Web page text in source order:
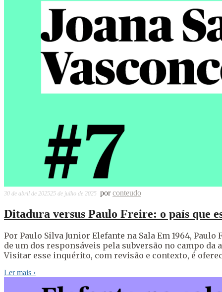
30 de abril de 202525 de julho de 2025 porconteudo
Ditadura versus Paulo Freire: o país que
Por Paulo Silva Junior Elefante na Sala Em 1964,
de um dos responsáveis pela subversão no campo
Visitar esse inquérito, com revisão e contexto, é
Ler mais ›